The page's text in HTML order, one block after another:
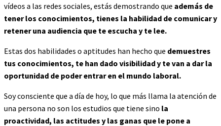
vídeos a las redes sociales, estás demostrando que además de
tener los conocimientos, tienes la habilidad de comunicar y
retener una audiencia que te escucha y te lee.
Estas dos habilidades o aptitudes han hecho que demuestres
tus conocimientos, te han dado visibilidad y te van a dar la
oportunidad de poder entrar en el mundo laboral.
Soy consciente que a día de hoy, lo que más llama la atención de
una persona no son los estudios que tiene sino la
proactividad, las actitudes y las ganas que le pone a